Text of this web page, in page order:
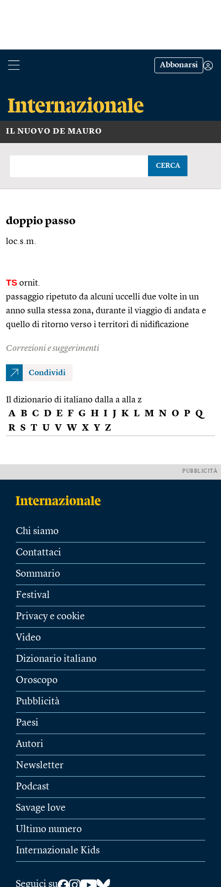
Abbonarsi
IL NUOVO DE MAURO
CERCA
doppio passo
loc.s.m.
TS ornit.
passaggio ripetuto da alcuni uccelli due volte in un
anno sulla stessa zona, durante il viaggio di andata e
quello di ritorno verso i territori di nidificazione
Correzioni e suggerimenti
Condividi
Il dizionario di italiano dalla a alla z
A B C D E F G H I J K L M N O P Q
R S T U V W X Y Z
PUBBLICITÀ
Chi siamo
Contattaci
Sommario
Festival
Privacy e cookie
Video
Dizionario italiano
Oroscopo
Pubblicità
Paesi
Autori
Newsletter
Podcast
Savage love
Ultimo numero
Internazionale Kids
Seguici su